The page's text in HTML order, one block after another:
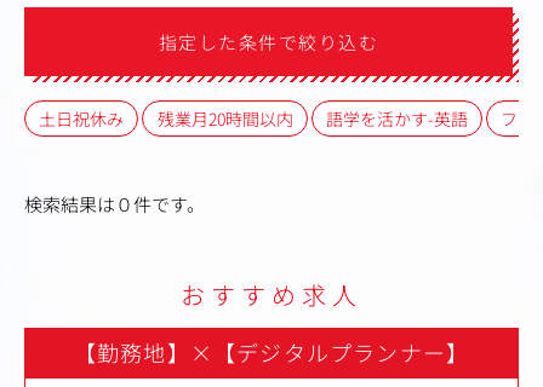
指定した条件で絞り込む
土日祝休み 残業月20時間以内 語学を活かす-英語 フレ
検索結果は０件です。
おすすめ求人
【勤務地】 × 【デジタルプランナー】